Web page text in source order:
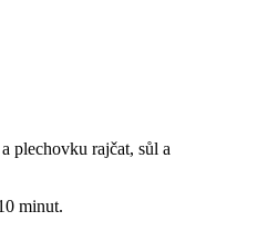
plechovku rajčat, sůl a
minut.